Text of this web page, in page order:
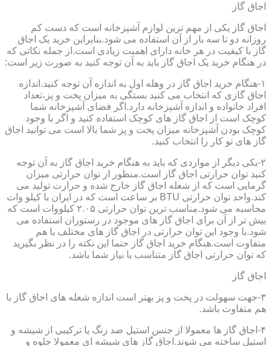
اجاق گاز
اجاق گاز یکی از مهم ترین لوازم آشپزخانه است که دست کم
روزانه دو تا سه بار از آن استفاده می شود.بنابراین خرید یک اجاق
گاز با کیفیت در هر خانه دارای اهمیت زیادی است.از جمله نکاتی که
در هنگام خرید یک اجاق گاز باید به آن توجه کنید به صورت زیر است:
۱-هنگام خرید اجاق گاز در وهله اول به اندازه آن توجه کنید.اندازه
اجاق گازی که انتخاب می کنید بستگی به میزان پخت و پز،تعداد
افراد خانواده و اندازه آشپزخانه دارد.اگر فضای آشپزخانه شما
کوچک است از اجاق گاز های کوچک استفاده کنید و اگر با وجود
کوچک بودن آشپزخانه میزان پخت و پز شما بالا است می توانید اجاق
گاز های تو کار را انتخاب کنید.
۲-یکی دیگر از مواردی که باید به هنگام خرید اجاق گاز به آن توجه
کنید توان حرارتی اجاق گاز است.منظور از توان حرارتی میزان
گرمایی است که از شعله اجاق گاز خارج شده و حرارت تولید می
کند.واحد توان حرارتی BTU بر ساعت است که در ایران با کیلو وات
محاسبه می شود.مناسب ترین توان حرارتی ۲.۰۵ کیلووات است که
بیش تر از آن برای اجاق گاز های موجود در رستوران استفاده می
شود.با وجود این توان حرارتی در اجاق گاز های مختلف با هم
متفاوت است.هنگام خرید اجاق گاز حتما این نکته را در نظر بگیرید
که توان حرارتی اجاق گاز متناسب با نیاز شما باشد.
اجاق گاز
۳-جهت سهولت در پخت و پز بهتر است اندازه شعله های اجاق گاز با
هم متفاوت باشد.
۴-اجاق گاز ها معمولا از جنس استیل ضد زنگ یا ترکیبی از شیشه و
استیل ساخته می شوند.اجاق گاز های شیشه ای معمولا جلوه و